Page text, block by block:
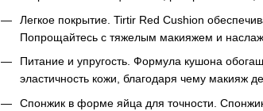
Легкое покрытие. Tirtir Red Cushion
Попрощайтесь с тяжелым макияжем и
Питание и упругость. Формула кушона
эластичность кожи, благодаря чему макияж
Спонжик в форме яйца для точности.